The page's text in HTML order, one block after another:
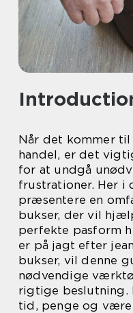
Når det kommer
handel, er det
for at undgå
frustrationer. Her i
præsentere en
bukser, der vil
perfekte pasform
er på jagt efter
bukser, vil denne
nødvendige
rigtige beslutning.
tid, penge og